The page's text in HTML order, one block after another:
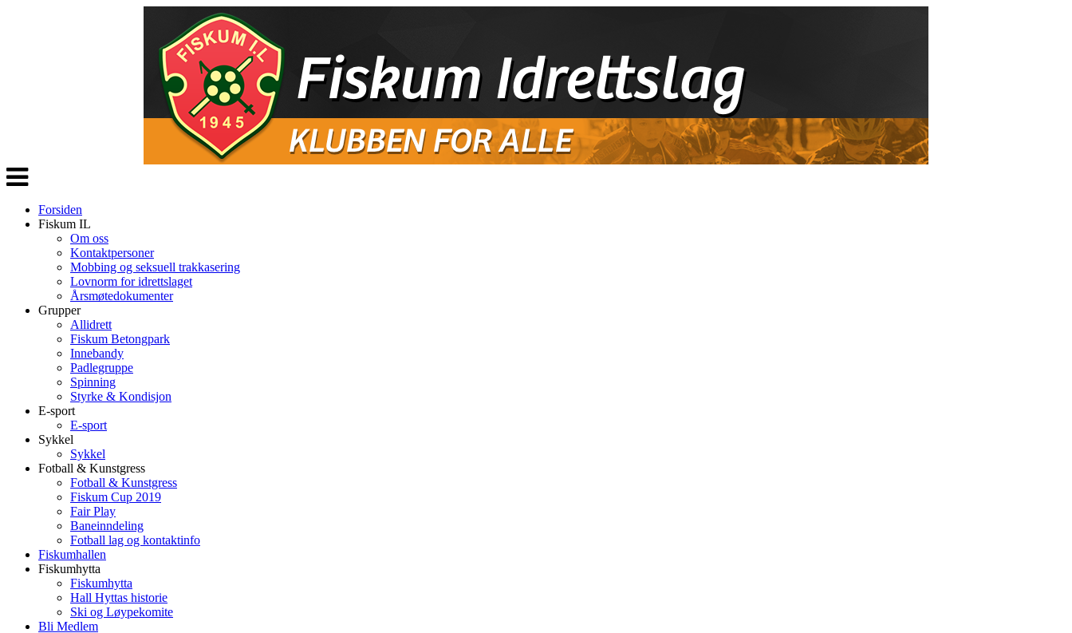
Veksle
navigasjon
Forsiden
Fiskum IL
Om oss
Kontaktpersoner
Mobbing og seksuell trakkasering
Lovnorm for idrettslaget
Årsmøtedokumenter
Grupper
Allidrett
Fiskum Betongpark
Innebandy
Padlegruppe
Spinning
Styrke & Kondisjon
E-sport
E-sport
Sykkel
Sykkel
Fotball & Kunstgress
Fotball & Kunstgress
Fiskum Cup 2019
Fair Play
Baneinndeling
Fotball lag og kontaktinfo
Fiskumhallen
Fiskumhytta
Fiskumhytta
Hall Hyttas historie
Ski og Løypekomite
Bli Medlem